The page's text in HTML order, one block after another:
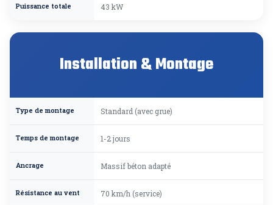
Puissance totale 43 kW
Installation & Montage
Type de montage Standard (avec grue)
Temps de montage 1-2 jours
Ancrage Massif béton adapté
Résistance au vent 70 km/h (service)